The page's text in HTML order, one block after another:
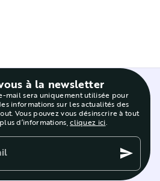
à la newsletter
mail sera uniquement utilisée pour
informations sur les actualités des
Vous pouvez vous désinscrire à tout
d’informations,cliquez ici.
send